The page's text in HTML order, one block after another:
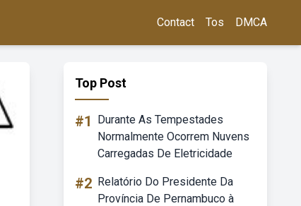
Contact Tos DMCA
Top Post
#1
Durante As Tempestades
Normalmente Ocorrem Nuvens
Carregadas De Eletricidade
#2 Relatório Do Presidente Da
Província De Pernambuco à